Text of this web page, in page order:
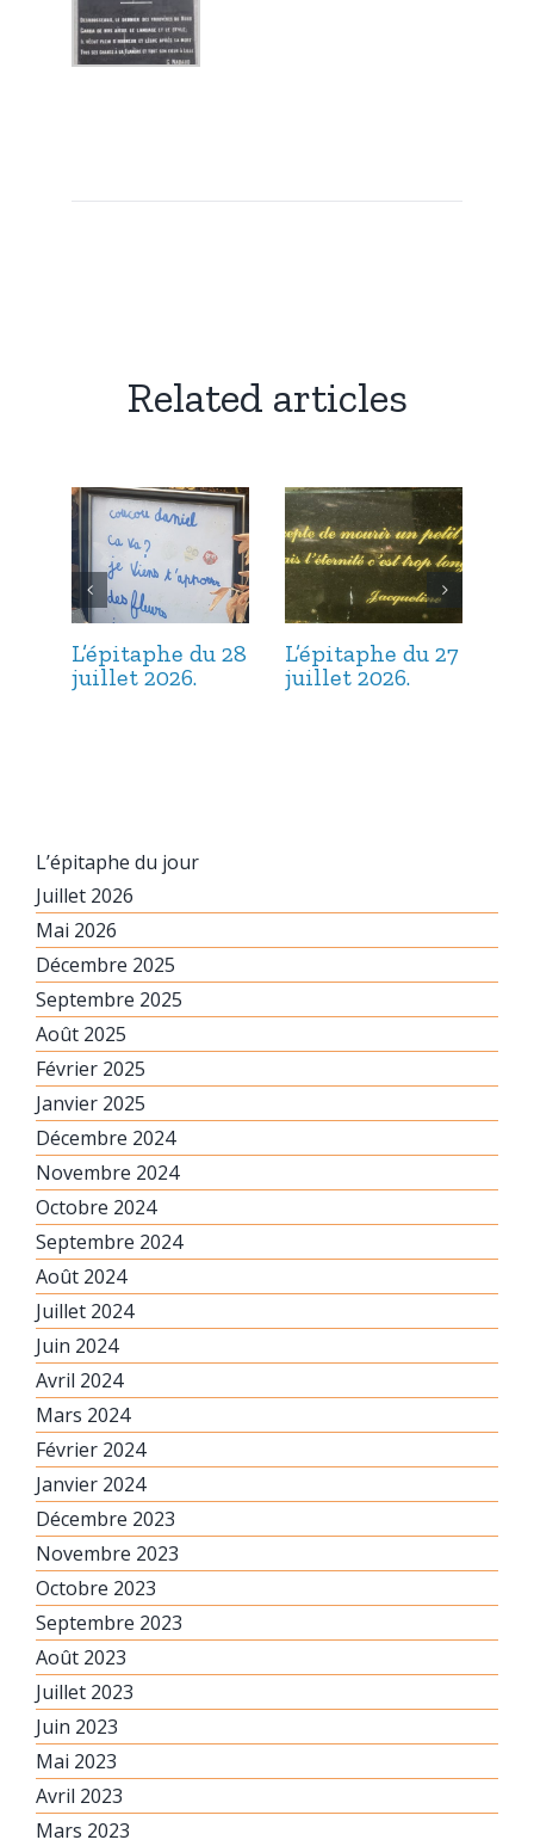
Related articles
L’épitaphe du 28
juillet 2026.
L’épitaphe du 27
juillet 2026.
L’épitaphe du jour
Juillet 2026
Mai 2026
Décembre 2025
Septembre 2025
Août 2025
Février 2025
Janvier 2025
Décembre 2024
Novembre 2024
Octobre 2024
Septembre 2024
Août 2024
Juillet 2024
Juin 2024
Avril 2024
Mars 2024
Février 2024
Janvier 2024
Décembre 2023
Novembre 2023
Octobre 2023
Septembre 2023
Août 2023
Juillet 2023
Juin 2023
Mai 2023
Avril 2023
Mars 2023